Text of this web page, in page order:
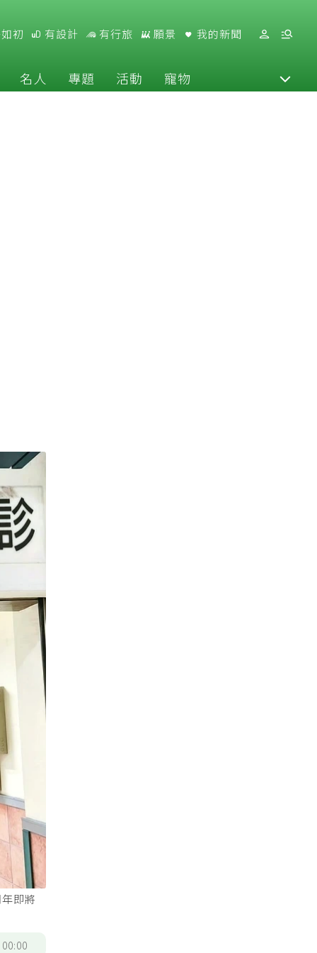
初 有設計 有行旅 願景 我的新聞
名人 專題 活動 寵物
即將
00:00